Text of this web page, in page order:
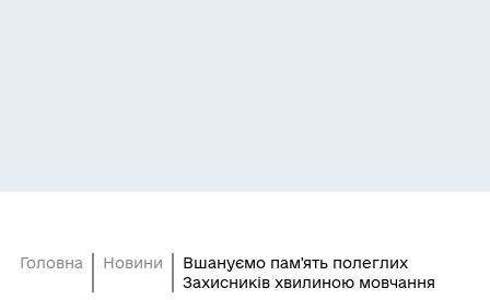
Головна Новини
Вшануємо пам'ять полеглих
Захисників хвилиною мовчання